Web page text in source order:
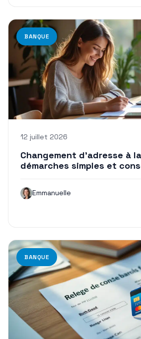
BANQUE
12 juillet 2026
Changement d’adresse à
démarches simples et
Emmanuelle
BANQUE